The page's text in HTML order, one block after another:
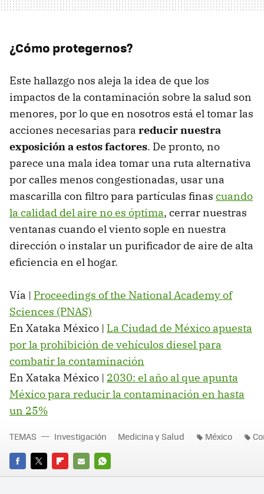
¿Cómo protegernos?
Este hallazgo nos aleja la idea de que los
impactos de la contaminación sobre la salud son
menores, por lo que en nosotros está el tomar las
acciones necesarias para reducir nuestra
exposición a estos factores. De pronto, no
parece una mala idea tomar una ruta alternativa
por calles menos congestionadas, usar una
mascarilla con filtro para partículas finas cuando
la calidad del aire no es óptima, cerrar nuestras
ventanas cuando el viento sople en nuestra
dirección o instalar un purificador de aire de alta
eficiencia en el hogar.
Vía | Proceedings of the National Academy of
Sciences (PNAS)
En Xataka México | La Ciudad de México apuesta
por la prohibición de vehículos diesel para
combatir la contaminación
En Xataka México | 2030: el año al que apunta
México para reducir la contaminación en hasta
un 25%
FACEBOOK
TWITTERFLIPBOARD
E-
WHATSAPP
TEMAS Investigación Medicina y Salud México